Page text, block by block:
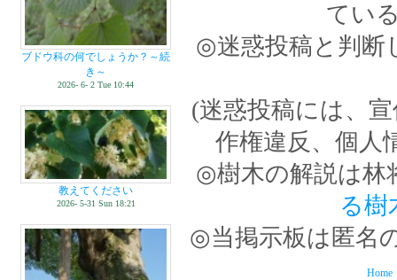
ブドウ科の何でしょうか？～続
き～
2026- 6- 2 Tue 10:44
教えてください
2026- 5-31 Sun 18:21
てい
◎迷惑投稿と判断
(迷惑投稿には、
作権違反、個人
◎樹木の解説は林
る樹
◎当掲示板は匿名
Home